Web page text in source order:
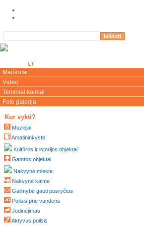
LT
Maršrutai
Video
Teminiai kaimai
Foto galerija
Kur vykti?
Muziejai
Amatininkystė
Kultūros ir istorijos objektai
Gamtos objektai
Nakvynė mieste
Nakvynė kaime
Galimybė gauti pusryčius
Poilsis prie vandens
Jodinėjimas
Aktyvus poilsis